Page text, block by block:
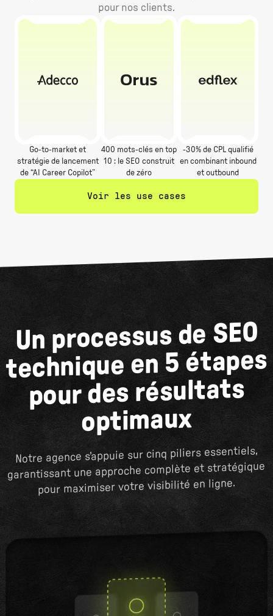
pour nos clients.
Go-to-market et
stratégie de lancement
de “AI Career Copilot”
400 mots-clés en top
10 : le SEO construit
de zéro
-30% de CPL qualifié
en combinant inbound
et outbound
Voir les use cases
Un processus de SEO
technique en 5 étapes
pour des résultats
optimaux
Notre agence s’appuie sur cinq piliers essentiels,
garantissant une approche complète et stratégique
pour maximiser votre visibilité en ligne.